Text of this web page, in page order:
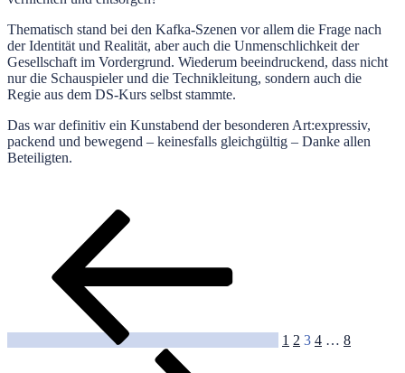
Thematisch stand bei den Kafka-Szenen vor allem die Frage nach
der Identität und Realität, aber auch die Unmenschlichkeit der
Gesellschaft im Vordergrund. Wiederum beeindruckend, dass nicht
nur die Schauspieler und die Technikleitung, sondern auch die
Regie aus dem DS-Kurs selbst stammte.
Das war definitiv ein Kunstabend der besonderen Art:expressiv,
packend und bewegend – keinesfalls gleichgültig – Danke allen
Beteiligten.
Seitennummerierung
Beiträge
1 2 3 4 … 8